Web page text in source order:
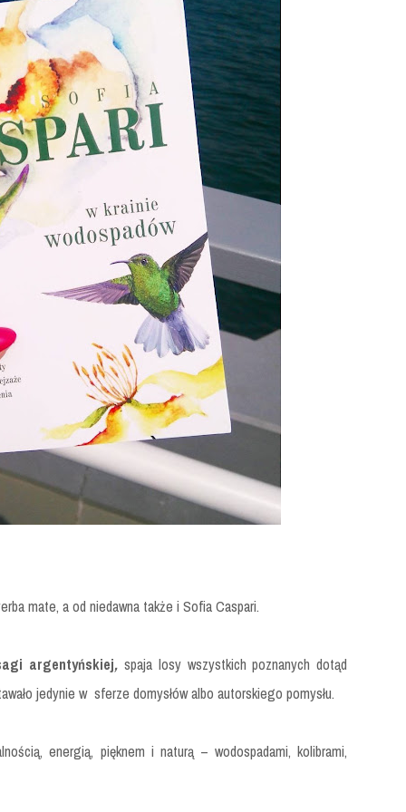
mate, a od niedawna także i Sofia Caspari.
argentyńskiej, spaja losy wszystkich poznanych dotąd
jedynie w sferze domysłów albo autorskiego pomysłu.
energią, pięknem i naturą – wodospadami, kolibrami,